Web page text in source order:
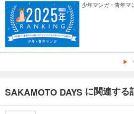
少年マンガ・青年マ
SAKAMOTO DAYS に関連する